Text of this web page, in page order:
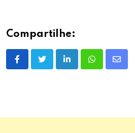
Compartilhe:
LinkedInWhatsappShare